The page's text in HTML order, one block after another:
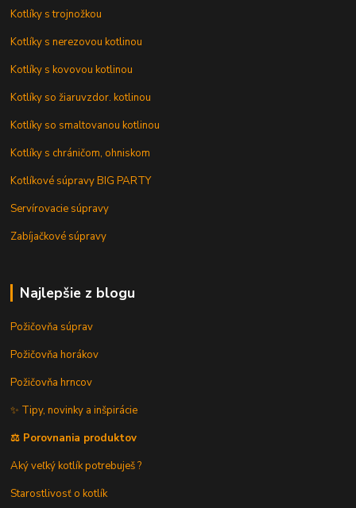
Kotlíky s trojnožkou
Kotlíky s nerezovou kotlinou
Kotlíky s kovovou kotlinou
Kotlíky so žiaruvzdor. kotlinou
Kotlíky so smaltovanou kotlinou
Kotlíky s chráničom, ohniskom
Kotlíkové súpravy BIG PARTY
Servírovacie súpravy
Zabíjačkové súpravy
Najlepšie z blogu
Požičovňa súprav
Požičovňa horákov
Požičovňa hrncov
✨ Tipy, novinky a inšpirácie
⚖️ Porovnania produktov
Aký veľký kotlík potrebuješ ?
Starostlivosť o kotlík